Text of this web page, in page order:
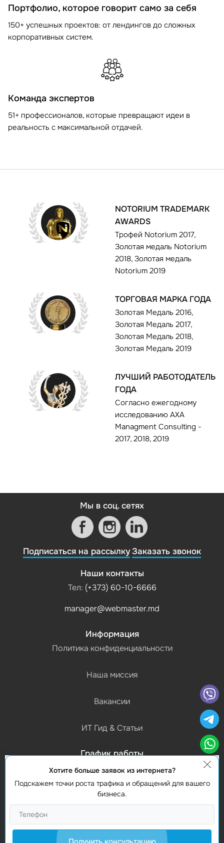
Портфолио, которое говорит само за себя
150+ успешных проектов: от лендингов до сложных
корпоративных систем.
Команда экспертов
51+ профессионалов, которые превращают идеи в
реальность с максимальной отдачей.
NOTORIUM TRADEMARK
AWARDS
Трофей Notorium 2017,
Золотая медаль Notorium
2018, Золотая медаль
Notorium 2019
ТОРГОВАЯ МАРКА ГОДА
Золотая Медаль 2016,
Золотая Медаль 2017,
Золотая Медаль 2018,
Золотая Медаль 2019
ЛУЧШИЙ РАБОТОДАТЕЛЬ
ГОДА
Согласно ежегодному
исследованию AXA
Managment Consulting -
2017, 2018, 2019
Мы в соц. сетях
Подписаться на рассылкуЗаказать звонок
Наши контакты
Тел: (+373) 60-10-6666
manager@webmaster.md
Информация
Политика конфиденциальности
Наша миссия
Вакансии
ИТ Гид & Статьи
График работы
(Пн-Пт) 9:00 - 18:00
Контакты
Studio Webmaster
Молдова, Кишинев, MD-2012
Хотите больше заявок из интернета?
Подскажем точки роста трафика и обращений для вашего
бизнеса.